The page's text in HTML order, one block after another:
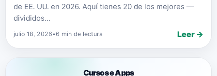
de EE. UU. en 2026. Aquí tienes 20 de los mejores —
divididos...
julio 18, 2026•6 min de lectura Leer →
Cursos e Apps